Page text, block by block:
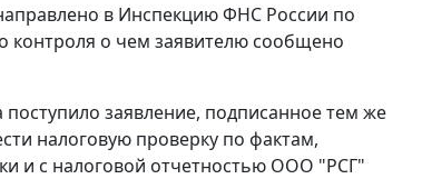
в Инспекцию ФНС России по
контроля о чем заявителю сообщено
заявление, подписанное тем же
налоговую проверку по фактам,
и с налоговой отчетностью ООО "РСГ"